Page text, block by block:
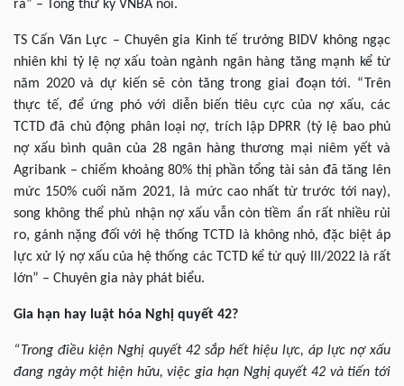
ra” – Tổng thứ ký VNBA nói.
TS Cấn Văn Lực – Chuyên gia Kinh tế trưởng BIDV không ngạc
nhiên khi tỷ lệ nợ xấu toàn ngành ngân hàng tăng mạnh kể từ
năm 2020 và dự kiến sẽ còn tăng trong giai đoạn tới. “Trên
thực tế, để ứng phó với diễn biến tiêu cực của nợ xấu, các
TCTD đã chủ động phân loại nợ, trích lập DPRR (tỷ lệ bao phủ
nợ xấu bình quân của 28 ngân hàng thương mại niêm yết và
Agribank – chiếm khoảng 80% thị phần tổng tài sản đã tăng lên
mức 150% cuối năm 2021, là mức cao nhất từ trước tới nay),
song không thể phủ nhận nợ xấu vẫn còn tiềm ẩn rất nhiều rủi
ro, gánh nặng đối với hệ thống TCTD là không nhỏ, đặc biệt áp
lực xử lý nợ xấu của hệ thống các TCTD kể từ quý III/2022 là rất
lớn” – Chuyên gia này phát biểu.
Gia hạn hay luật hóa Nghị quyết 42?
“Trong điều kiện Nghị quyết 42 sắp hết hiệu lực, áp lực nợ xấu
đang ngày một hiện hữu, việc gia hạn Nghị quyết 42 và tiến tới